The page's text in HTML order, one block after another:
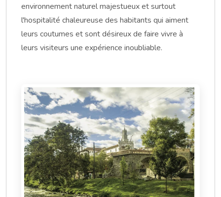
environnement naturel majestueux et surtout
l'hospitalité chaleureuse des habitants qui aiment
leurs coutumes et sont désireux de faire vivre à
leurs visiteurs une expérience inoubliable.